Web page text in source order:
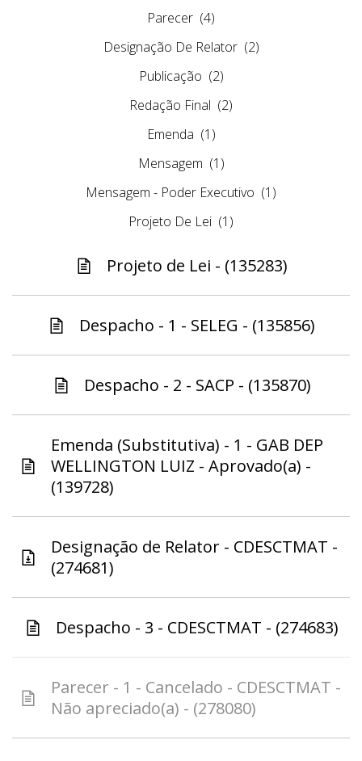
Parecer (4)
Designação De Relator (2)
Publicação (2)
Redação Final (2)
Emenda (1)
Mensagem (1)
Mensagem - Poder Executivo (1)
Projeto De Lei (1)
Projeto de Lei - (135283)
Despacho - 1 - SELEG - (135856)
Despacho - 2 - SACP - (135870)
Emenda (Substitutiva) - 1 - GAB DEP
WELLINGTON LUIZ - Aprovado(a) -
(139728)
Designação de Relator - CDESCTMAT -
(274681)
Despacho - 3 - CDESCTMAT - (274683)
Parecer - 1 - Cancelado - CDESCTMAT -
Não apreciado(a) - (278080)